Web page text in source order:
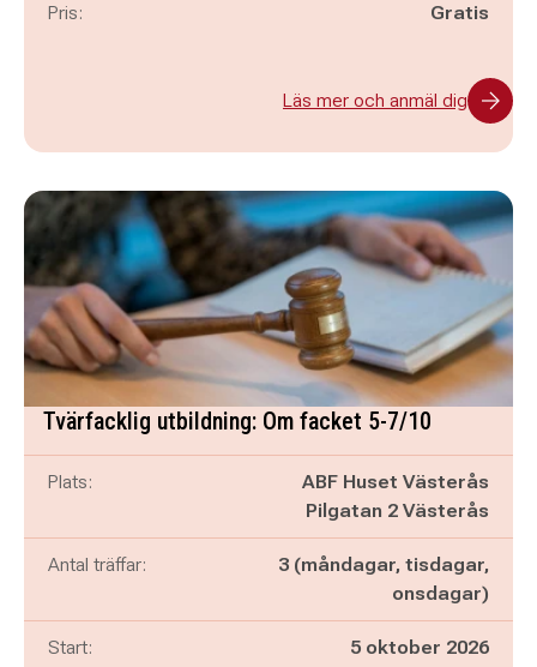
Pris: Gratis
Läs mer och anmäl dig
Tvärfacklig utbildning: Om facket 5-7/10
Plats:
ABF Huset Västerås
Pilgatan 2 Västerås
Antal träffar:
3 (måndagar, tisdagar,
onsdagar)
Start: 5 oktober 2026